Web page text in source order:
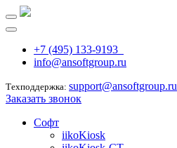
+7 (495) 133-9193
info@ansoftgroup.ru
Техподдержка: support@ansoftgroup.ru
Заказать звонок
Софт
iikoKiosk